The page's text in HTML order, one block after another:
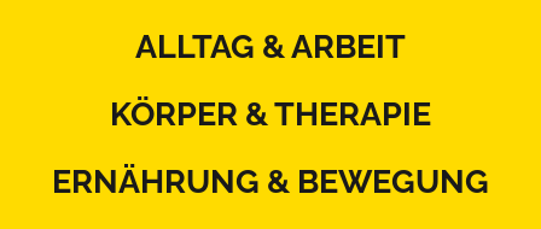
ALLTAG & ARBEIT
KÖRPER & THERAPIE
ERNÄHRUNG & BEWEGUNG